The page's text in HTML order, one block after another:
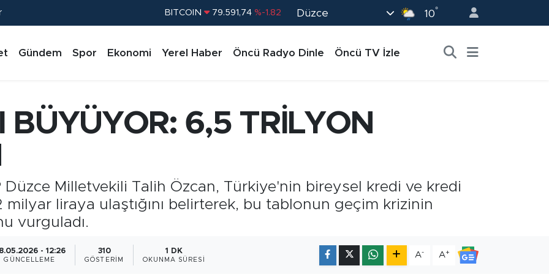
DOLAR 45,43620 %0.02
STERLİN 61,60380 %0.18
Düzce 10°
Gündem Spor Ekonomi Yerel Haber Öncü Radyo Dinle Öncü TV İzle
BÜYÜYOR: 6,5 TRİLYON
Düzce Milletvekili Talih Özcan, Türkiye'nin bireysel kredi ve kredi
milyar liraya ulaştığını belirterek, bu tablonun geçim krizinin
vurguladı.
- 12:26
GÜNCELLEME
310
GÖSTERIM
1 DK
OKUNMA SÜRESI
A- A+